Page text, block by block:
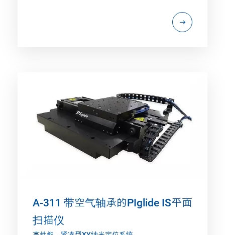
A-311 带空气轴承的PIglide IS平面
扫描仪